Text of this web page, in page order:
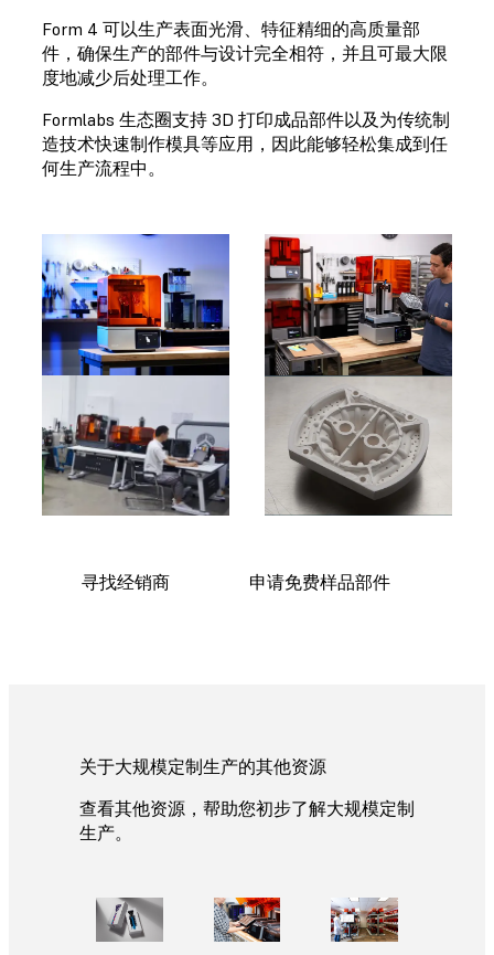
Form 4 可以生产表面光滑、特征精细的高质量部
件，确保生产的部件与设计完全相符，并且可最大限
度地减少后处理工作。
Formlabs 生态圈支持 3D 打印成品部件以及为传统制
造技术快速制作模具等应用，因此能够轻松集成到任
何生产流程中。
寻找经销商 申请免费样品部件
关于大规模定制生产的其他资源
查看其他资源，帮助您初步了解大规模定制
生产。